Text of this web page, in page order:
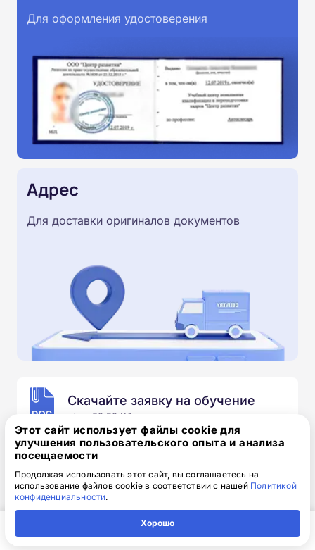
Для оформления удостоверения
Адрес
Для доставки оригиналов документов
Скачайте заявку на обучение
.doc, 32.52 Кб
Скачайте шаблон, заполните и отправьте по
электронной почте
Обязательно укажите контактный номер телефон.
Наш специалист свяжется с вами и утонит все
детали.
Этот сайт использует файлы cookie для
улучшения пользовательского опыта и анализа
посещаемости
Продолжая использовать этот сайт, вы соглашаетесь на
использование файлов cookie в соответствии с нашей Политикой
конфиденциальности.
Хорошо